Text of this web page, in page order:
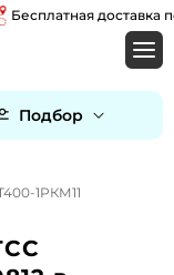
доставка по
Подбор
1РКМ11